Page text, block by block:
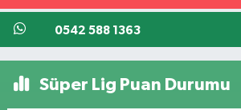
0542 588 1363
Süper Lig Puan Durumu